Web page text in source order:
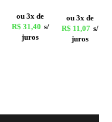
ou 3x de
R$ 31,40 s/
juros
ou 3x de
R$ 11,07 s/
juros